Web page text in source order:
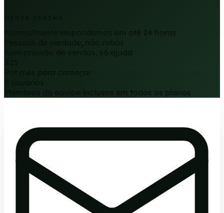
Membros da equipe inclusos em todos os planos